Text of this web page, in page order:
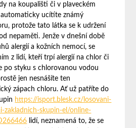
na koupališti či v plaveckém
automaticky ucítíte známý
protože tato látka se k udržení
nepaměti. Jenže v dnešní době
alergií a kožních nemocí, se
z lidí, kteří trpí alergií na chlor či
po styku s chlorovanou vodou
jen nesnášíte ten
zápach chloru. Ať už patříte do
https://isport.blesk.cz/losovani-
zakladnich-skupin-el/online-
lidí, neznamená to, že se